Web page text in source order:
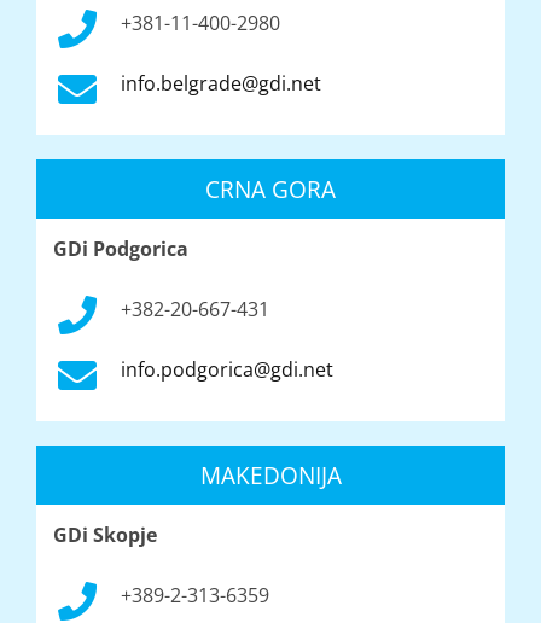
+381-11-400-2980
info.belgrade@gdi.net
CRNA GORA
GDi Podgorica
+382-20-667-431
info.podgorica@gdi.net
MAKEDONIJA
GDi Skopje
+389-2-313-6359